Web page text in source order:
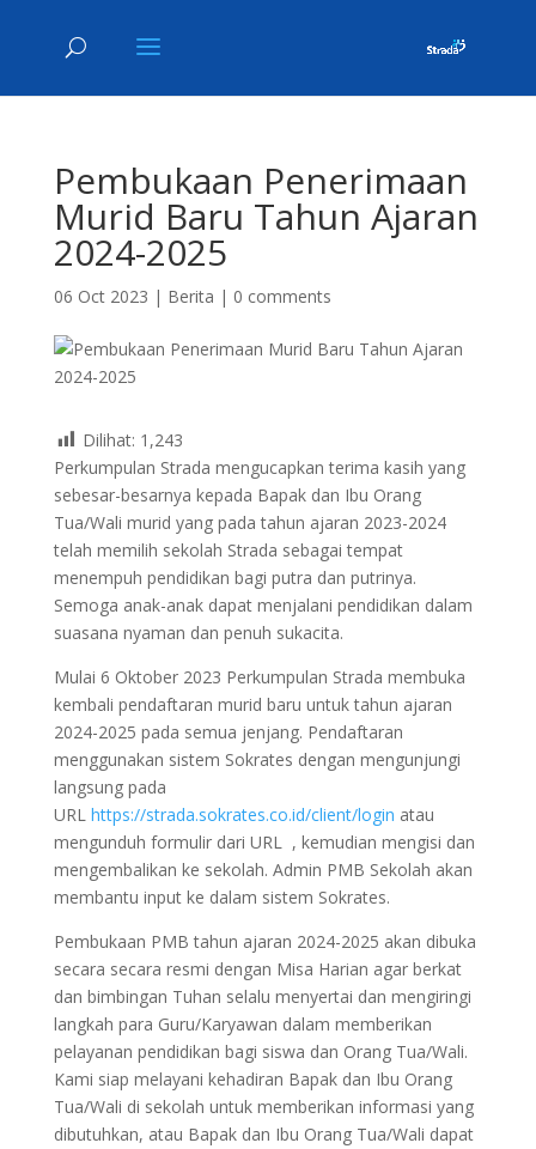
Pembukaan Penerimaan
Murid Baru Tahun Ajaran
2024-2025
06 Oct 2023 | Berita | 0 comments
Dilihat: 1,243
Perkumpulan Strada mengucapkan terima kasih yang
sebesar-besarnya kepada Bapak dan Ibu Orang
Tua/Wali murid yang pada tahun ajaran 2023-2024
telah memilih sekolah Strada sebagai tempat
menempuh pendidikan bagi putra dan putrinya.
Semoga anak-anak dapat menjalani pendidikan dalam
suasana nyaman dan penuh sukacita.
Mulai 6 Oktober 2023 Perkumpulan Strada membuka
kembali pendaftaran murid baru untuk tahun ajaran
2024-2025 pada semua jenjang. Pendaftaran
menggunakan sistem Sokrates dengan mengunjungi
langsung pada
URL https://strada.sokrates.co.id/client/login atau
mengunduh formulir dari URL , kemudian mengisi dan
mengembalikan ke sekolah. Admin PMB Sekolah akan
membantu input ke dalam sistem Sokrates.
Pembukaan PMB tahun ajaran 2024-2025 akan dibuka
secara secara resmi dengan Misa Harian agar berkat
dan bimbingan Tuhan selalu menyertai dan mengiringi
langkah para Guru/Karyawan dalam memberikan
pelayanan pendidikan bagi siswa dan Orang Tua/Wali.
Kami siap melayani kehadiran Bapak dan Ibu Orang
Tua/Wali di sekolah untuk memberikan informasi yang
dibutuhkan, atau Bapak dan Ibu Orang Tua/Wali dapat